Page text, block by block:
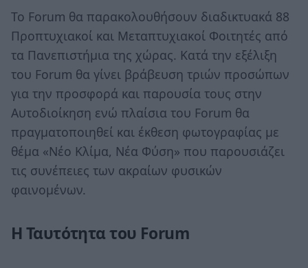
Το Forum θα παρακολουθήσουν διαδικτυακά 88
Προπτυχιακοί και Μεταπτυχιακοί Φοιτητές από
τα Πανεπιστήμια της χώρας. Κατά την εξέλιξη
του Forum θα γίνει βράβευση τριών προσώπων
για την προσφορά και παρουσία τους στην
Αυτοδιοίκηση ενώ πλαίσια του Forum θα
πραγματοποιηθεί και έκθεση φωτογραφίας με
θέμα «Nέο Κλίμα, Νέα Φύση» που παρουσιάζει
τις συνέπειες των ακραίων φυσικών
φαινομένων.
Η Ταυτότητα του Forum